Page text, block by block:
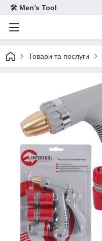
🛠 Men’s Tool
Товари та послуги